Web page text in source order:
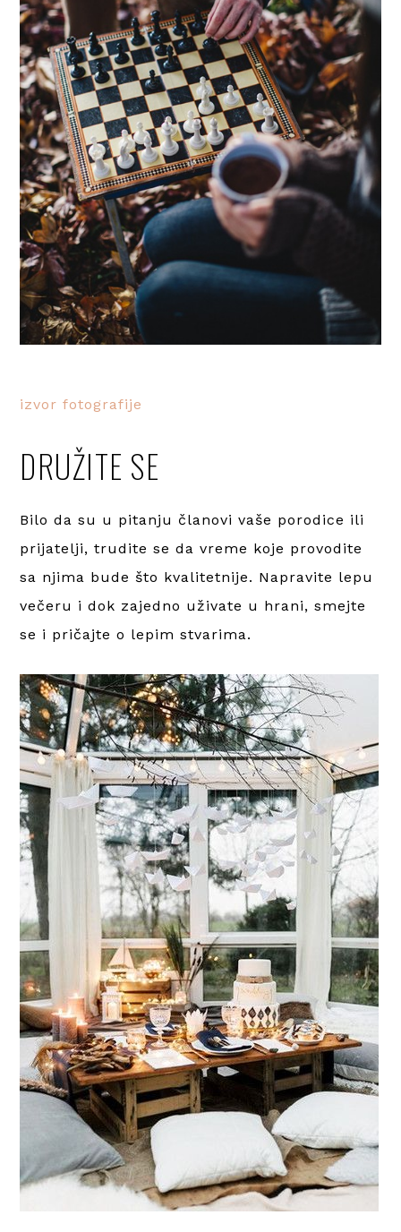
izvor fotografije
DRUŽITE SE
Bilo da su u pitanju članovi vaše porodice ili
prijatelji, trudite se da vreme koje provodite
sa njima bude što kvalitetnije. Napravite lepu
večeru i dok zajedno uživate u hrani, smejte
se i pričajte o lepim stvarima.